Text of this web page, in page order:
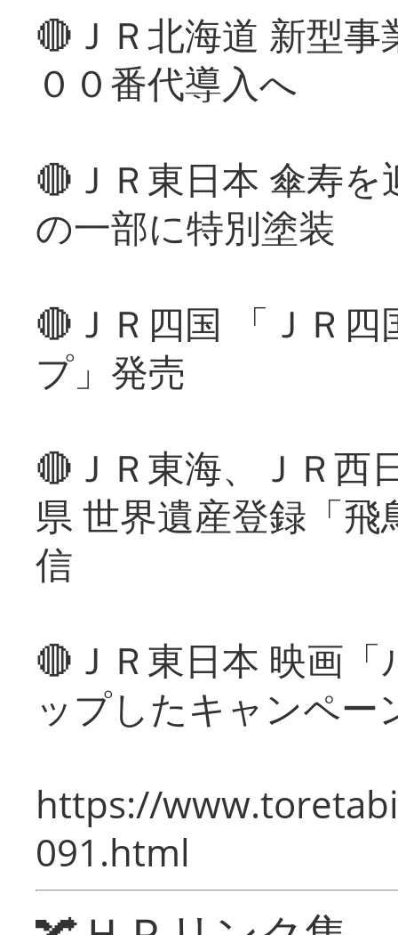
🔴ＪＲ北海道 新型
００番代導入へ
🔴ＪＲ東日本 傘寿
の一部に特別塗装
🔴ＪＲ四国 「ＪＲ
プ」発売
🔴ＪＲ東海、ＪＲ西
県 世界遺産登録「
信
🔴ＪＲ東日本 映画
ップしたキャンペー
https://
091.html